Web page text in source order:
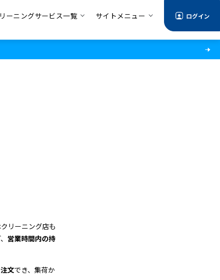
ーニングサービス一覧 サイトメニュー ログイン
リーニング店も
営業時間内の持
文でき、集荷か